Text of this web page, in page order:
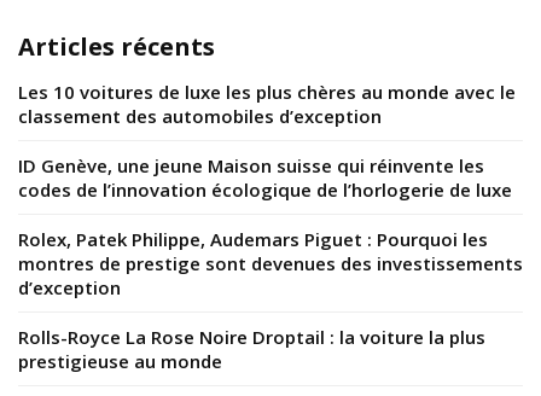
Articles récents
Les 10 voitures de luxe les plus chères au monde avec le
classement des automobiles d’exception
ID Genève, une jeune Maison suisse qui réinvente les
codes de l’innovation écologique de l’horlogerie de luxe
Rolex, Patek Philippe, Audemars Piguet : Pourquoi les
montres de prestige sont devenues des investissements
d’exception
Rolls-Royce La Rose Noire Droptail : la voiture la plus
prestigieuse au monde